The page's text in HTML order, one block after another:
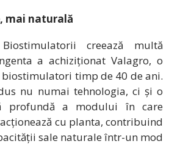
mai naturală
creează multă
a achiziționat Valagro, o
timp de 40 de ani.
nu numai tehnologia, ci și o
profundă a modului în care
cu planta, contribuind
sale naturale într-un mod